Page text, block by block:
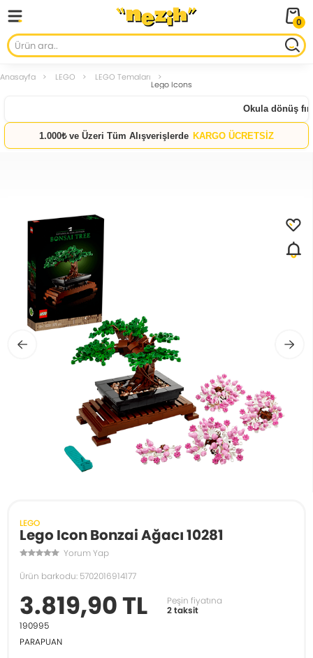
0
Anasayfa LEGO LEGO Temaları
Lego Icons
Okula dönüş
1.000₺ ve Üzeri Tüm Alışverişlerde KARGO ÜCRETSİZ
LEGO
Lego Icon Bonzai Ağacı 10281
Yorum Yap
Ürün barkodu: 5702016914177
3.819,90 TL
Peşin fiyatına
2 taksit
190995
PARAPUAN